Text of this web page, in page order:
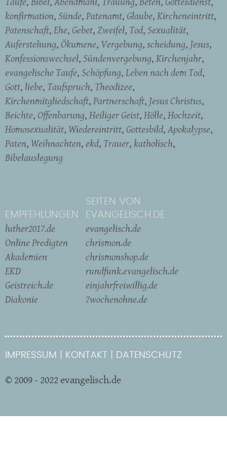
konfirmation Sünde Patenamt Glaube Kircheneintritt
Patenschaft Ehe Gebet Zweifel Tod Sexualität
Auferstehung Ökumene Vergebung scheidung Jesus
Konfessionswechsel Sündenvergebung Kirchenjahr
evangelische Taufe Schöpfung Leben nach dem Tod
Gott liebe Taufspruch Theodizee
Kirchenmitgliedschaft Partnerschaft Jesus Christus
Beichte Offenbarung Heiliger Geist Hölle Hochzeit
Homosexualität Wiedereintritt Gottesbild Apokalypse
Paten Weihnachten ekd Trauer katholisch
Bibelauslegung
EMPFEHLUNGEN
luther2017.de
Online Predigten
Akademien
EKD
Geistreich.de
Diakonie
SEITEN VON
EVANGELISCH.DE
evangelisch.de
chrismon.de
chrismonshop.de
rundfunk.evangelisch.de
einjahrfreiwillig.de
7wochenohne.de
IMPRESSUM KONTAKT DATENSCHUTZ
© 2009 - 2022 evangelisch.de